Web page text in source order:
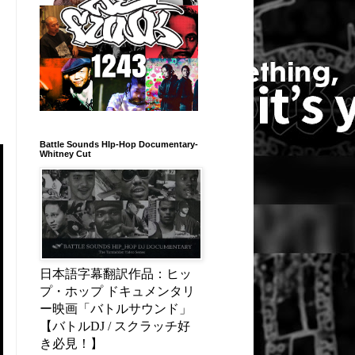
Battle Sounds HIp-Hop Documentary-
Whitney Cut
日本語字幕翻訳作品：ヒッ
プ・ホップ ドキュメンタリ
ー映画「バトルサウンド」
【バトルDJ / スクラッチ好
き必見！】